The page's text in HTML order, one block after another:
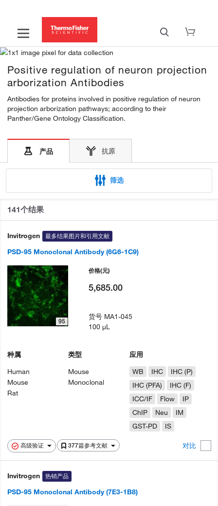
Positive regulation of neuron projection
arborization Antibodies
Antibodies for proteins involved in positive regulation of neuron
projection arborization pathways; according to their
Panther/Gene Ontology Classification.
产品 抗原
筛选
141个结果
Invitrogen 最多结果图片和引用文献
PSD-95 Monoclonal Antibody (6G6-1C9)
高级验证 377篇参考文献 对比
95
种属
Human
Mouse
Rat
类型
Mouse
Monoclonal
应用
WB
IHC
IHC (P)
IHC (PFA)
IHC (F)
ICC/IF
Flow
IP
ChIP
Neu
IM
GST-PD
IS
价格(元)
5,685.00
货号 MA1-045
100 µL
Invitrogen 热销产品
PSD-95 Monoclonal Antibody (7E3-1B8)